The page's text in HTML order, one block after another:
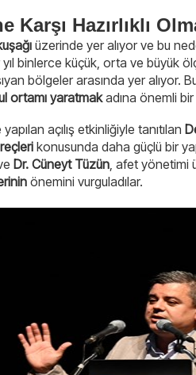
Karşı Hazırlıklı
üzerinde yer alıyor ve bu
binlerce küçük, orta ve büyük
bölgeler arasında yer alıyor.
ortamı yaratmakadına önemli
açılış etkinliğiyle tanıtılan
konusunda daha güçlü bir
Dr. Cüneyt Tüzün , afet yönetimi
önemini vurguladılar.